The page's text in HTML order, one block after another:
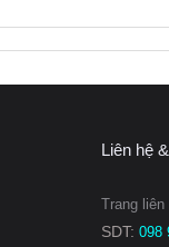
Liên hệ
Trang liên
SDT: 098